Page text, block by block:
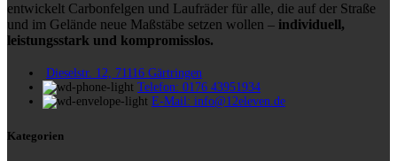
entwickelt Carbonfelgen und Laufräder für alle, die auf der Straße
und im Gelände neue Maßstäbe setzen wollen – individuell,
leistungsstark und kompromisslos.
Dieselstr. 12, 71116 Gärtringen
Telefon: 0176 43951934
E-Mail: info@12eleven.de
Kategorien